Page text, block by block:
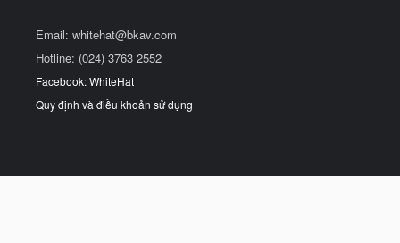
Email: whitehat@bkav.com
Hotline: (024) 3763 2552
Facebook: WhiteHat
Quy định và điều khoản sử dụng